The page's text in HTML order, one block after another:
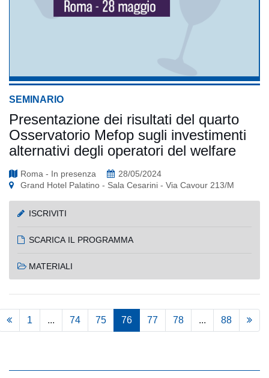
SEMINARIO
Presentazione dei risultati del quarto
Osservatorio Mefop sugli investimenti
alternativi degli operatori del welfare
Roma - In presenza
28/05/2024
Grand Hotel Palatino - Sala Cesarini - Via Cavour 213/M
ISCRIVITI
SCARICA IL PROGRAMMA
MATERIALI
1 ... 74 75 76 77 78 ... 88